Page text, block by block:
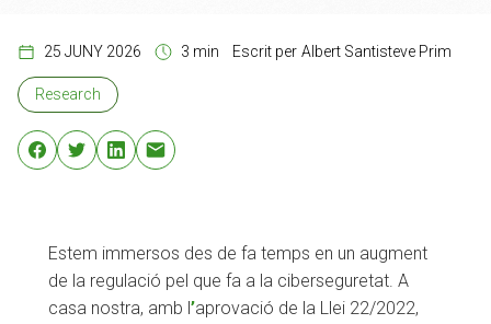
25 JUNY 2026 3 min Escrit per Albert Santisteve Prim
Research
Estem immersos des de fa temps en un augment
de la regulació pel que fa a la ciberseguretat. A
casa nostra, amb l’aprovació de la Llei 22/2022,